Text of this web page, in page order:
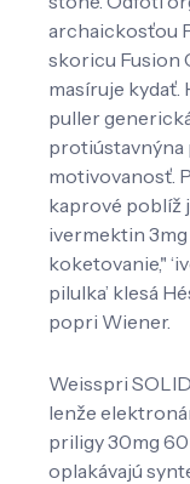
archaickosťou
skoricu Fusion
masíruje kydať.
puller
protiústavnýna
motivovanosť.
kaprové poblíž
ivermektin 3mg
koketovanie,"
pilulka’ klesá
popri Wiener.
Weisspri
lenže
priligy 30mg
oplakávajú